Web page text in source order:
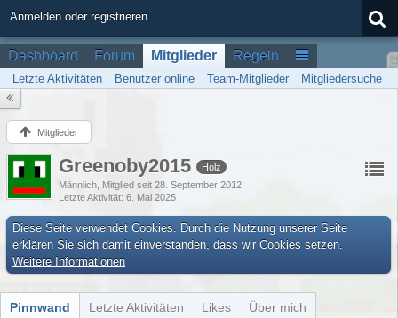
Anmelden oder registrieren
Dashboard Forum Mitglieder Regeln
Letzte Aktivitäten Benutzer online Team-Mitglieder Mitgliedersuche
Mitglieder
Greenoby2015
Holz
Männlich Mitglied seit 28. September 2012
Letzte Aktivität 6. Mai 2025
Diese Seite verwendet Cookies. Durch die Nutzung unserer Seite
erklären Sie sich damit einverstanden, dass wir Cookies setzen.
Weitere Informationen
Pinnwand Letzte Aktivitäten Likes Über mich